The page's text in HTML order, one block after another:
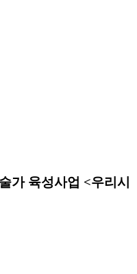
가 육성사업 <우리시